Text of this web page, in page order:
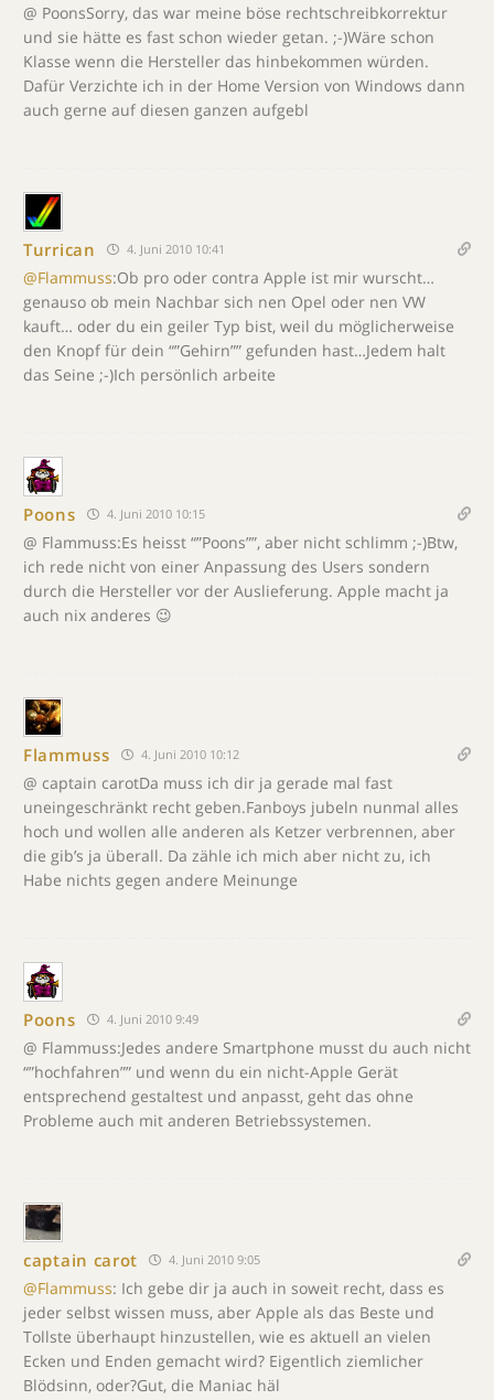
@ PoonsSorry, das war meine böse rechtschreibkorrektur
und sie hätte es fast schon wieder getan. ;-)Wäre schon
Klasse wenn die Hersteller das hinbekommen würden.
Dafür Verzichte ich in der Home Version von Windows dann
auch gerne auf diesen ganzen aufgebl
Turrican 4. Juni 2010 10:41
@Flammuss:Ob pro oder contra Apple ist mir wurscht…
genauso ob mein Nachbar sich nen Opel oder nen VW
kauft… oder du ein geiler Typ bist, weil du möglicherweise
den Knopf für dein “”Gehirn”” gefunden hast…Jedem halt
das Seine ;-)Ich persönlich arbeite
Poons 4. Juni 2010 10:15
@ Flammuss:Es heisst “”Poons””, aber nicht schlimm ;-)Btw,
ich rede nicht von einer Anpassung des Users sondern
durch die Hersteller vor der Auslieferung. Apple macht ja
auch nix anderes 😉
Flammuss 4. Juni 2010 10:12
@ captain carotDa muss ich dir ja gerade mal fast
uneingeschränkt recht geben.Fanboys jubeln nunmal alles
hoch und wollen alle anderen als Ketzer verbrennen, aber
die gib’s ja überall. Da zähle ich mich aber nicht zu, ich
Habe nichts gegen andere Meinunge
Poons 4. Juni 2010 9:49
@ Flammuss:Jedes andere Smartphone musst du auch nicht
“”hochfahren”” und wenn du ein nicht-Apple Gerät
entsprechend gestaltest und anpasst, geht das ohne
Probleme auch mit anderen Betriebssystemen.
captain carot 4. Juni 2010 9:05
@Flammuss: Ich gebe dir ja auch in soweit recht, dass es
jeder selbst wissen muss, aber Apple als das Beste und
Tollste überhaupt hinzustellen, wie es aktuell an vielen
Ecken und Enden gemacht wird? Eigentlich ziemlicher
Blödsinn, oder?Gut, die Maniac häl